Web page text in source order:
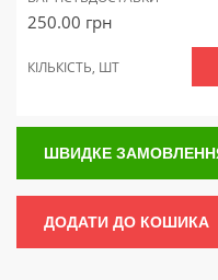
250.00 грн
КІЛЬКІСТЬ, ШТ
ШВИДКЕ
ДОДАТИ ДО КОШИКА